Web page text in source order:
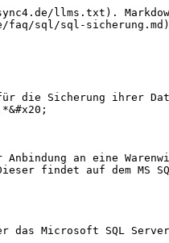
llms.txt).
faq/sql/sql-
für die Sicherung ihrer
an eine
findet auf dem MS
Microsoft SQL Server